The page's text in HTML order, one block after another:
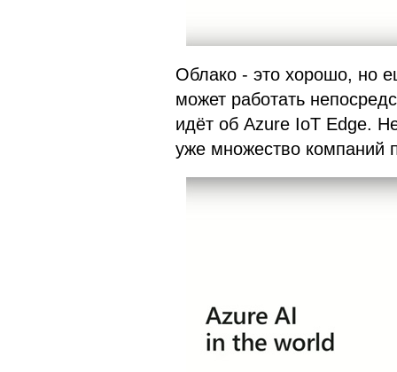
Облако - это хорошо, но
может работать
идёт об Azure IoT Edge.
уже множество компаний